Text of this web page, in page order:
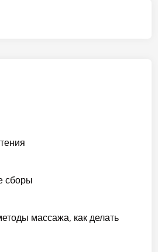
сборы
массажа, как делать